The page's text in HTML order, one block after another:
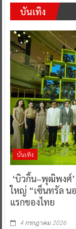
บันเทิง
บันเทิง
‘บิวกิ้น–พุฒิพงศ์’
ใหญ่ “เซ็นทรัล น
แรกของไทย
4 กรกฎาคม 2026